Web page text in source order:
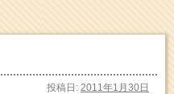
投稿日: 2011年1月30日